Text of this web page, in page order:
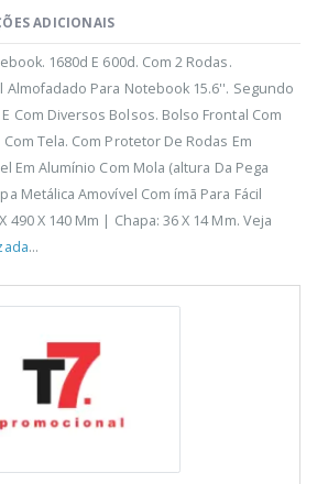
ADICIONAIS
1680d E 600d. Com 2 Rodas.
Para Notebook 15.6''. Segundo
Com Diversos Bolsos. Bolso Frontal Com
Tela. Com Protetor De Rodas Em
Em Alumínio Com Mola (altura Da Pega
Metálica Amovível Com ímã Para Fácil
490 X 140 Mm | Chapa: 36 X 14 Mm. Veja
...